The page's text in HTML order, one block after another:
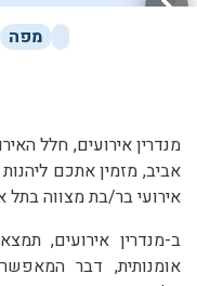
מפה
אירועי בר/בת מצווה בתל
אומנותית, דבר